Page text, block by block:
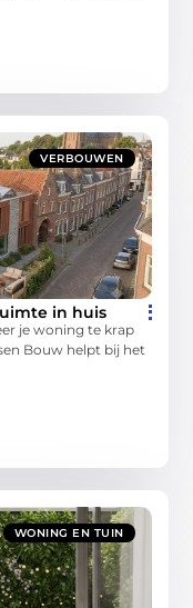
VERBOUWEN
in huis
je woning te krap
Bouw helpt bij het
WONING EN TUIN